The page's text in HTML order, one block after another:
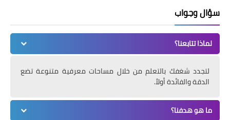
سؤال وجواب
لماذا تتابعنا؟
لتجدد شغفك بالتعلم من خلال مساحات معرفية متنوعة تضع
الدقة والفائدة أولاً.
ما هو هدفنا؟